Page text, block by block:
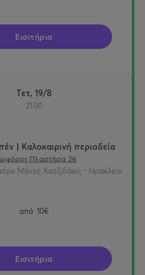
Εισιτήρια
Τετ, 19/8
21:00
| Καλοκαιρινή περιοδεία
Πλαστήρα 26
Μάνος Χατζιδάκις - Ηράκλειο
από 10€
Εισιτήρια